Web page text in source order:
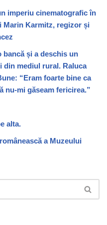
imperiu cinematografic în
Marin Karmitz, regizor și
și a deschis un
din mediul rural. Raluca
“Eram foarte bine ca
nu-mi găseam fericirea.”
alta.
a Muzeului